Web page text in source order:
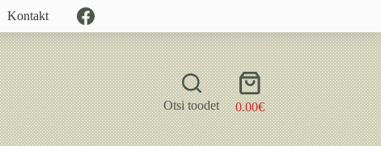
Kontakt
Otsi toodet
Shopping
cart
0.00€